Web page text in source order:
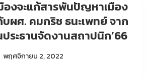
งจะแก้สารพันปัญหาเมือง
ผศ. คมกริช ธนะเพทย์ จาก
ระธานจัดงานสถาปนิก’66
พฤศจิกายน 2, 2022